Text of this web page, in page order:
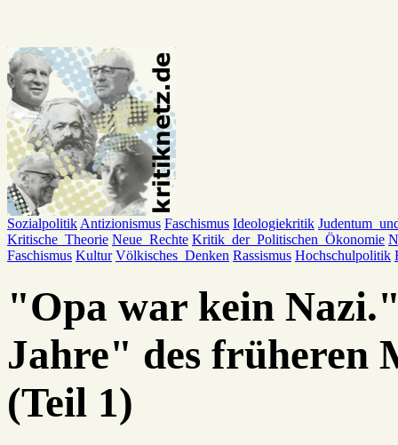
Sozialpolitik Antizionismus Faschismus Ideologiekritik
Kritische_Theorie Neue_Rechte Kritik_der_Politischen_Ökonomie
Faschismus Kultur Völkisches_Denken Rassismus Hochschulpolitik
"Opa war kein
Jahre" des früheren
(Teil 1)